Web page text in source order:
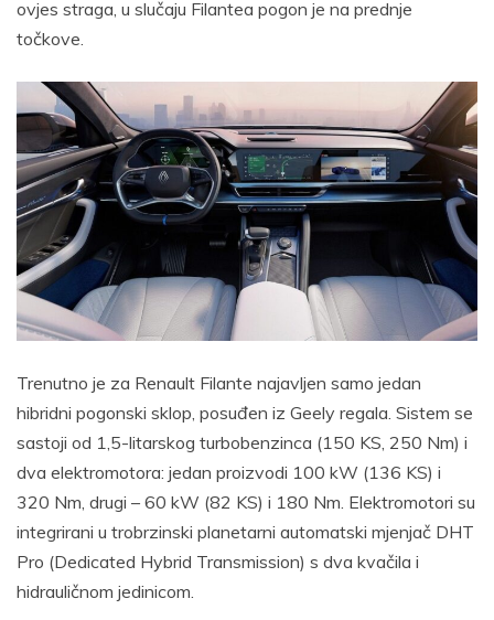
ovjes straga, u slučaju Filantea pogon je na prednje
točkove.
Trenutno je za Renault Filante najavljen samo jedan
hibridni pogonski sklop, posuđen iz Geely regala. Sistem se
sastoji od 1,5-litarskog turbobenzinca (150 KS, 250 Nm) i
dva elektromotora: jedan proizvodi 100 kW (136 KS) i
320 Nm, drugi – 60 kW (82 KS) i 180 Nm. Elektromotori su
integrirani u trobrzinski planetarni automatski mjenjač DHT
Pro (Dedicated Hybrid Transmission) s dva kvačila i
hidrauličnom jedinicom.